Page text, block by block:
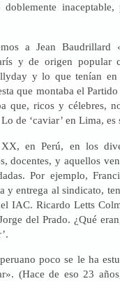
a Jean Baudrillard
y de origen popular
y lo que tenían en
que montaba el
que, ricos y célebres,
de ‘caviar’ en Lima, es
en Perú, en los
docentes, y aquellos
Por ejemplo,
y entrega al sindicato,
IAC. Ricardo Letts
del Prado. ¿Qué
poco se le ha
(Hace de eso 23